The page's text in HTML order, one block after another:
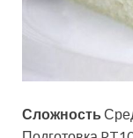
Сложность